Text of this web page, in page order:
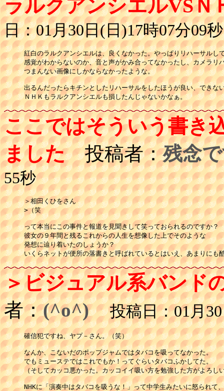
ラルクアンシエルVSＮ
日：01月30日(日)17時07分09秒
紅白のラルクアンシエルは、良くなかった。やっぱりリハーサルし
感覚がわからないのか、音と声がかみ合ってなかったし、カメラリ
つまんない画像にしかならなかったような。
出るんだったらキチンとしたリハーサルをしたほうが良い、できな
ＮＨＫもラルクアンシエルも損したんじゃないかなぁ。
ここではそういう書き
ました投稿者：残念
55秒
＞相田くひをさん
>（笑
って本当にこの事件と報道を見聞きして笑っておられるのですか？
彼女の９年間と残るこれからの人生を想像した上でそのような
発想に辿り着いたのしょうか？
いくらネットが便所の落書きと呼ばれているとはいえ、あまりにも
＞ビジュアル系バンド
者：(^o^) 投稿日：01月30
確信犯ですね、ヤプ－さん。（笑）
なんか、こないだのポップジャムではタバコを吸ってなかった。
でもミューステではこれでもか！ってぐらいタバコふかしてた。
（そしてカッコ悪かった。カッコイイ吸い方を勉強した方がよろし
NHKに「演奏中はタバコを吸うな！」って中学生みたいに怒られて